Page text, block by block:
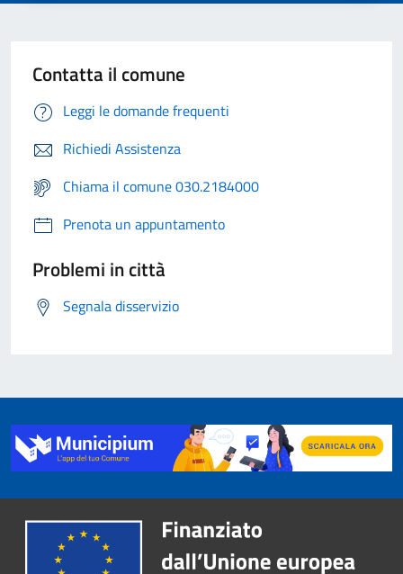
Contatta il comune
Leggi le domande frequenti
Richiedi Assistenza
Chiama il comune 030.2184000
Prenota un appuntamento
Problemi in città
Segnala disservizio